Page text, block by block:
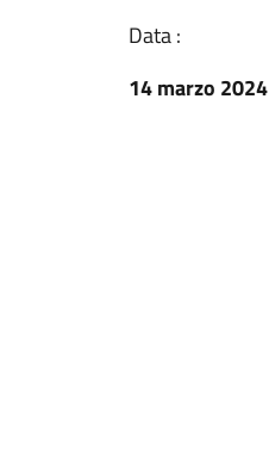
Data :
14 marzo 2024